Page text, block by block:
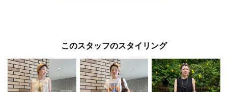
このスタッフのスタイリング